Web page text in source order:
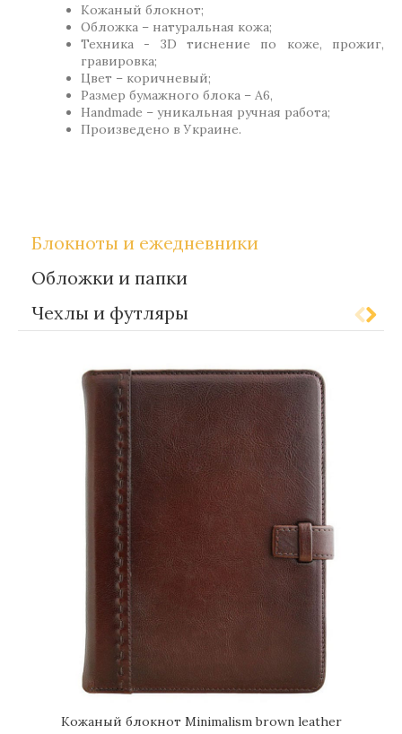
Кожаный блокнот;
Обложка – натуральная кожа;
Техника - 3D тиснение по коже, прожиг,
гравировка;
Цвет – коричневый;
Размер бумажного блока – А6,
Handmade – уникальная ручная работа;
Произведено в Украине.
Блокноты и ежедневники
Обложки и папки
Чехлы и футляры
Кожаный блокнот Minimalism brown leather